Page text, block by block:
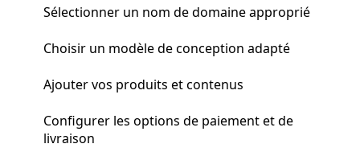
Sélectionner un nom de domaine approprié
Choisir un modèle de conception adapté
Ajouter vos produits et contenus
Configurer les options de paiement et de
livraison